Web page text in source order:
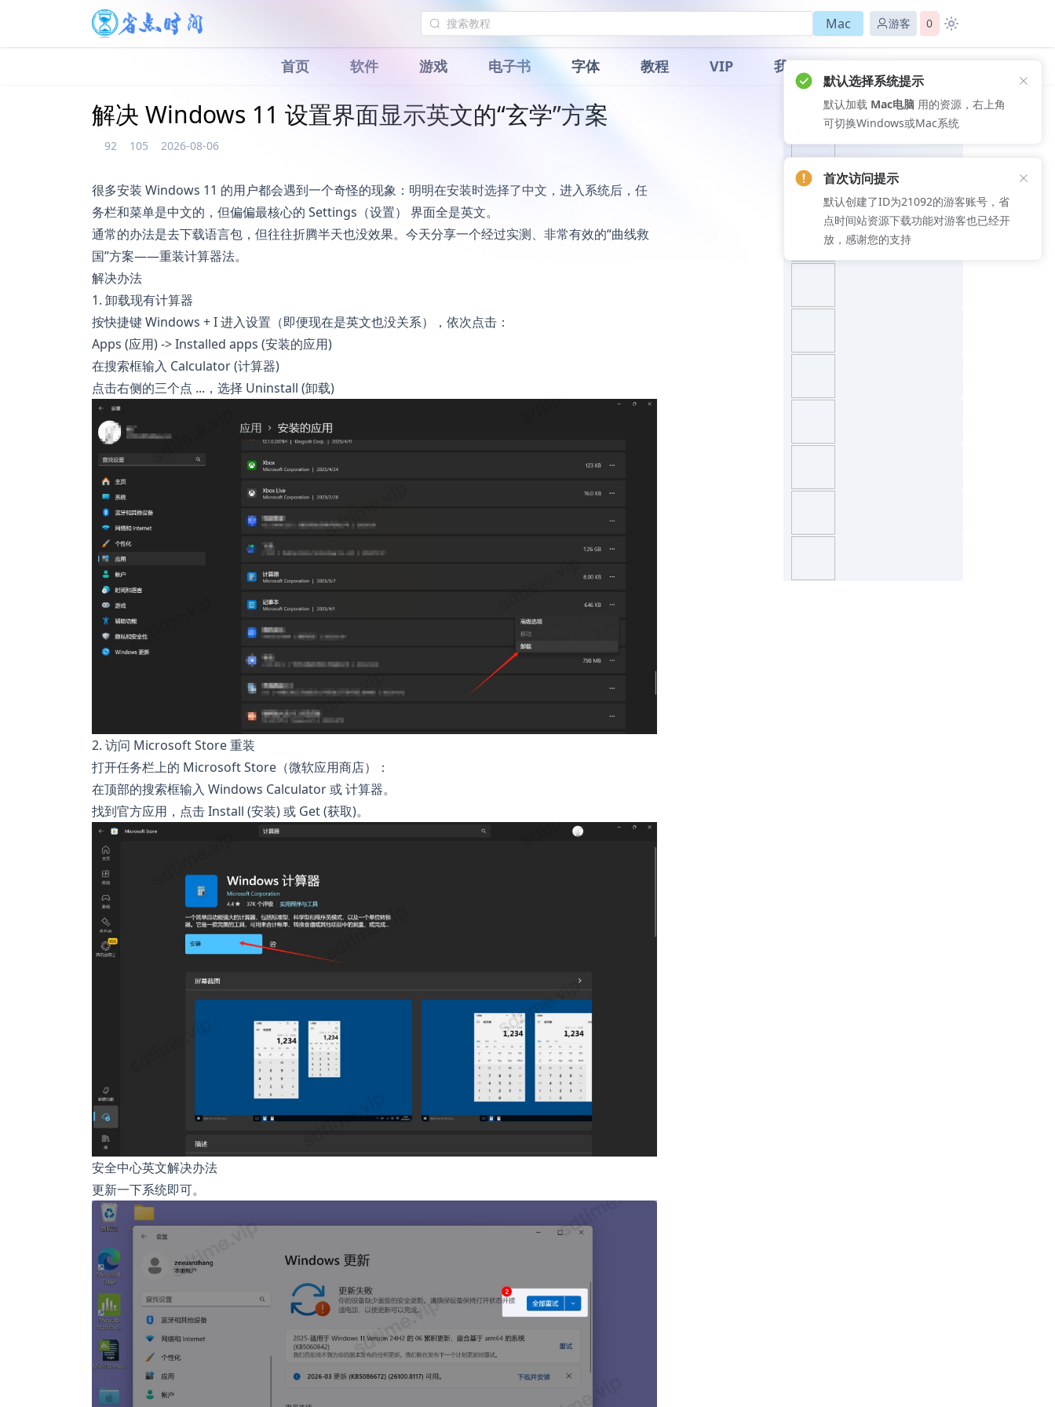
Mac 游客 0
首页 软件 游戏 电子书 字体 教程 VIP 我的
解决 Windows 11 设置界面显示英文的“玄学”方案
92 105 2026-08-06
很多安装 Windows 11 的用户都会遇到一个奇怪的现象：明明在安装时选择了中文，进入系统后，任
务栏和菜单是中文的，但偏偏最核心的 Settings（设置） 界面全是英文。
通常的办法是去下载语言包，但往往折腾半天也没效果。今天分享一个经过实测、非常有效的“曲线救
国”方案——重装计算器法。
解决办法
1. 卸载现有计算器
按快捷键 Windows + I 进入设置（即便现在是英文也没关系），依次点击：
Apps (应用) -> Installed apps (安装的应用)
在搜索框输入 Calculator (计算器)
点击右侧的三个点 ...，选择 Uninstall (卸载)
2. 访问 Microsoft Store 重装
打开任务栏上的 Microsoft Store（微软应用商店）：
在顶部的搜索框输入 Windows Calculator 或 计算器。
找到官方应用，点击 Install (安装) 或 Get (获取)。
安全中心英文解决办法
更新一下系统即可。
推荐文章
默认选择系统提示
默认加载 Mac电脑 用的资源，右上角
可切换Windows或Mac系统
首次访问提示
默认创建了ID为21092的游客账号，省
点时间站资源下载功能对游客也已经开
放，感谢您的支持